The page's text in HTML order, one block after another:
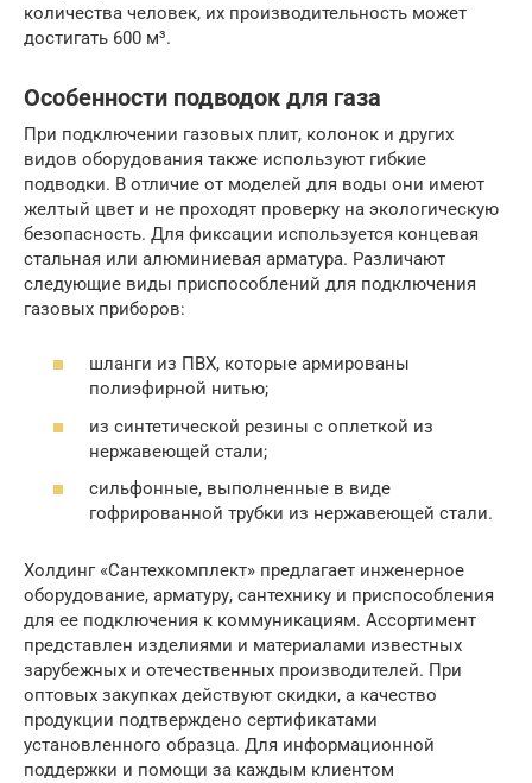
количества человек, их производительность может
достигать 600 м³.
Особенности подводок для газа
При подключении газовых плит, колонок и других
видов оборудования также используют гибкие
подводки. В отличие от моделей для воды они имеют
желтый цвет и не проходят проверку на экологическую
безопасность. Для фиксации используется концевая
стальная или алюминиевая арматура. Различают
следующие виды приспособлений для подключения
газовых приборов:
шланги из ПВХ, которые армированы
полиэфирной нитью;
из синтетической резины с оплеткой из
нержавеющей стали;
сильфонные, выполненные в виде
гофрированной трубки из нержавеющей стали.
Холдинг «Сантехкомплект» предлагает инженерное
оборудование, арматуру, сантехнику и приспособления
для ее подключения к коммуникациям. Ассортимент
представлен изделиями и материалами известных
зарубежных и отечественных производителей. При
оптовых закупках действуют скидки, а качество
продукции подтверждено сертификатами
установленного образца. Для информационной
поддержки и помощи за каждым клиентом